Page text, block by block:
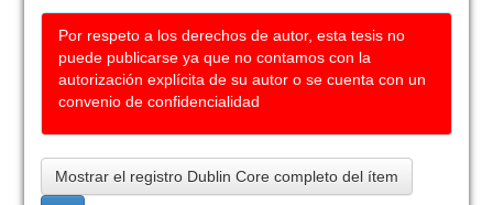
Por respeto a los derechos de autor, esta tesis no
puede publicarse ya que no contamos con la
autorización explícita de su autor o se cuenta con un
convenio de confidencialidad
Mostrar el registro Dublin Core completo del ítem